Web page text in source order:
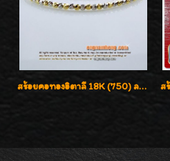
สร้อยคอทองอิตาลี 18K (750) ลายสวยตัดเหลี่ยมคมชัด ใส่สวยน่ารักค่ะ